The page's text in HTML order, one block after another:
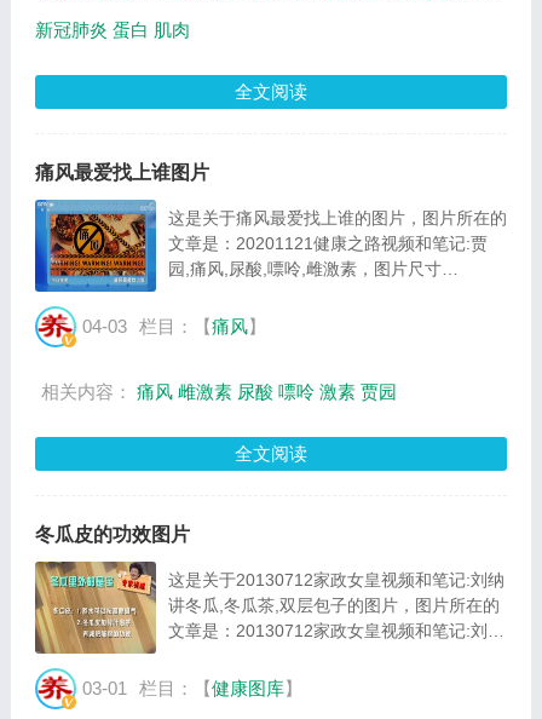
新冠肺炎 蛋白 肌肉
全文阅读
痛风最爱找上谁图片
这是关于痛风最爱找上谁的图片，图片所在的
文章是：20201121健康之路视频和笔记:贾
园,痛风,尿酸,嘌呤,雌激素，图片尺寸
187814Byte。...
04-03 栏目：【痛风】
相关内容： 痛风 雌激素 尿酸 嘌呤 激素 贾园
全文阅读
冬瓜皮的功效图片
这是关于20130712家政女皇视频和笔记:刘纳
讲冬瓜,冬瓜茶,双层包子的图片，图片所在的
文章是：20130712家政女皇视频和笔记:刘纳
像素，格式是JPG，图片大小是
03-01 栏目：【健康图库】